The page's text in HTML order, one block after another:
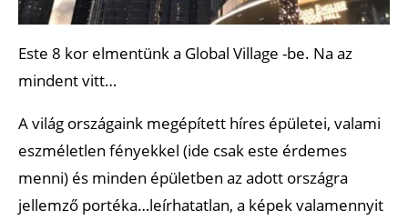
Este 8 kor elmentünk a Global Village -be. Na az
mindent vitt…
A világ országaink megépített híres épületei, valami
eszméletlen fényekkel (ide csak este érdemes
menni) és minden épületben az adott országra
jellemző portéka…leírhatatlan, a képek valamennyit